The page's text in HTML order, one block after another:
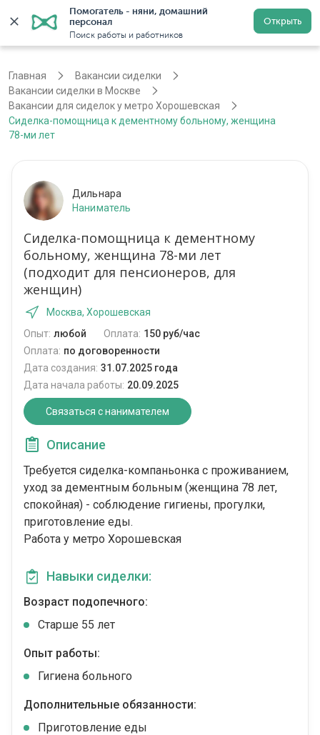
Помогатель - няни, домашний
персонал
Поиск работы и работников
Открыть
Регистрация
Главная
Вакансии сиделки
Вакансии сиделки в Москве
Вакансии для сиделок у метро Хорошевская
Сиделка-помощница к дементному больному, женщина
78-ми лет
Дильнара
Наниматель
Сиделка-помощница к дементному
больному, женщина 78-ми лет
(подходит для пенсионеров, для
женщин)
Москва, Хорошевская
Опыт: любой Оплата: 150 руб/час
Оплата: по договоренности
Дата создания: 31.07.2025 года
Дата начала работы: 20.09.2025
Связаться с нанимателем
Описание
Требуется сиделка-компаньонка с проживанием,
уход за дементным больным (женщина 78 лет,
спокойная) - соблюдение гигиены, прогулки,
приготовление еды.
Работа у метро Хорошевская
Навыки сиделки:
Возраст подопечного:
Cтарше 55 лет
Опыт работы:
Гигиена больного
Дополнительные обязанности:
Приготовление еды